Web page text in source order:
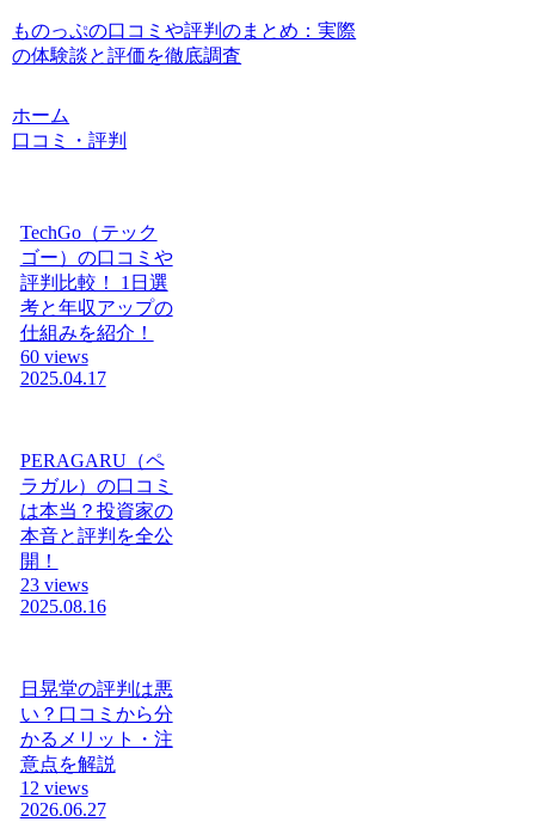
ものっぷの口コミや評判のまとめ：実際
の体験談と評価を徹底調査
ホーム
口コミ・評判
TechGo（テック
ゴー）の口コミや
評判比較！ 1日選
考と年収アップの
仕組みを紹介！
60 views
2025.04.17
PERAGARU（ペ
ラガル）の口コミ
は本当？投資家の
本音と評判を全公
開！
23 views
2025.08.16
日晃堂の評判は悪
い？口コミから分
かるメリット・注
意点を解説
12 views
2026.06.27